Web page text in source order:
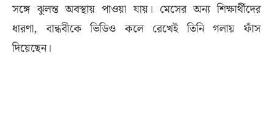
সঙ্গে ঝুলন্ত অবস্থায় পাওয়া যায়। মেসের অন্য শিক্ষার্থীদের
ধারণা, বান্ধবীকে ভিডিও কলে রেখেই তিনি গলায় ফাঁস
দিয়েছেন।